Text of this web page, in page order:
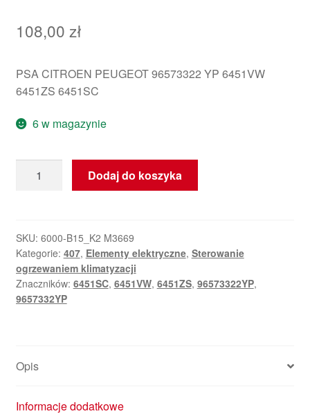
108,00 zł
PSA CITROEN PEUGEOT 96573322 YP 6451VW
6451ZS 6451SC
6 w magazynie
Sterownik
klimatyzacji
Peugeot
407
96573322YP
6451VW
Dodaj do koszyka
SKU: 6000-B15_K2 M3669
Kategorie: 407, Elementy elektryczne, Sterowanie
ogrzewaniem klimatyzacji
Znaczników: 6451SC, 6451VW, 6451ZS, 96573322YP,
9657332YP
Opis
Informacje dodatkowe